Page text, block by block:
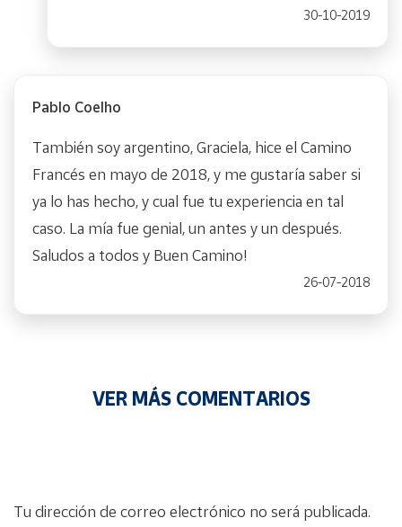
30-10-2019
Pablo Coelho
También soy argentino, Graciela, hice el Camino
Francés en mayo de 2018, y me gustaría saber si
ya lo has hecho, y cual fue tu experiencia en tal
caso. La mía fue genial, un antes y un después.
Saludos a todos y Buen Camino!
26-07-2018
VER MÁS COMENTARIOS
Tu dirección de correo electrónico no será publicada.